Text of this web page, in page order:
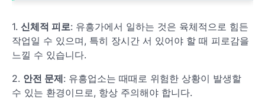
1. 신체적 피로: 유흥가에서 일하는 것은 육체적으로 힘든
작업일 수 있으며, 특히 장시간 서 있어야 할 때 피로감을
느낄 수 있습니다.
2. 안전 문제: 유흥업소는 때때로 위험한 상황이 발생할
수 있는 환경이므로, 항상 주의해야 합니다.